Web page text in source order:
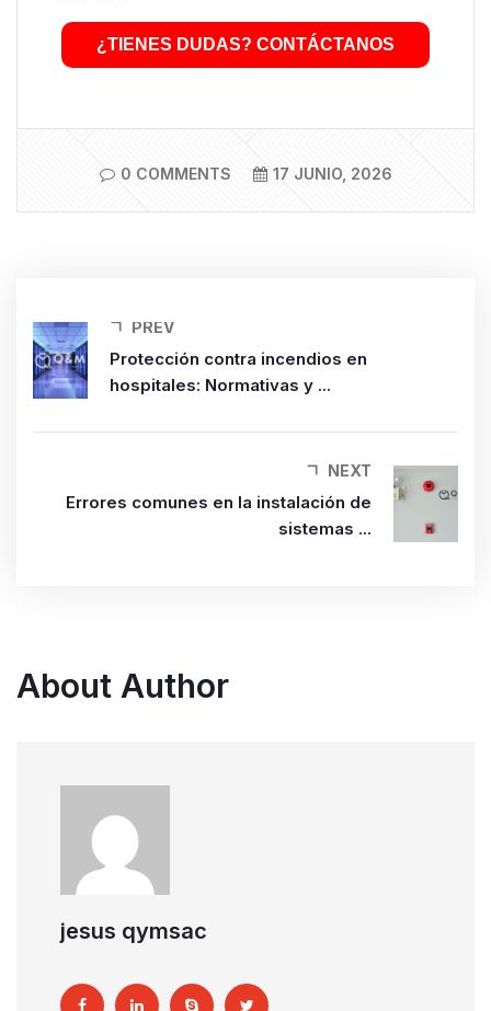
¿TIENES DUDAS? CONTÁCTANOS
0 COMMENTS 17 JUNIO, 2026
PREV
Protección contra incendios en
hospitales: Normativas y ...
NEXT
Errores comunes en la instalación de
sistemas ...
About Author
jesus qymsac